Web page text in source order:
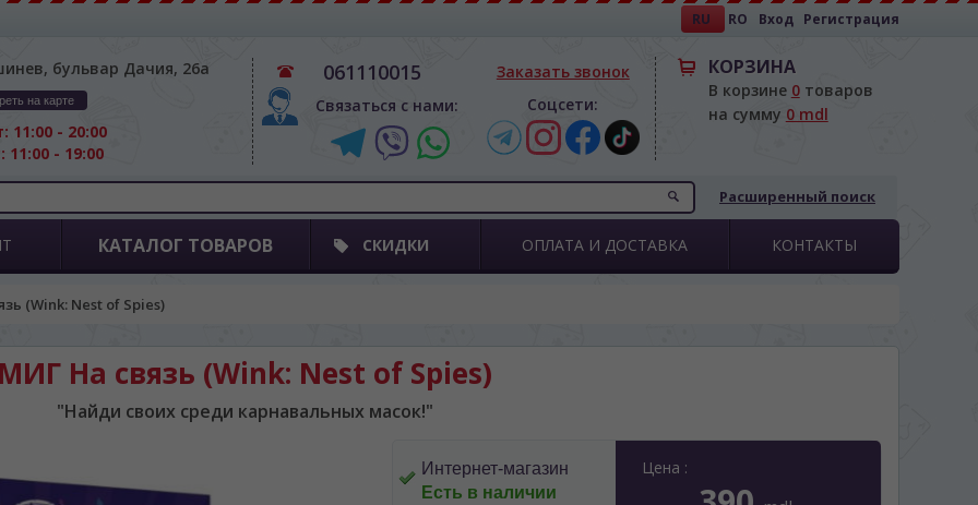
RU RO Вход Регистрация
бульвар Дачия, 26а
на карте
11:00 - 20:00
11:00 - 19:00
061110015
Связаться с нами:
Заказать звонок
Соцсети:
КОРЗИНА
В корзине 0товаров
на сумму 0 mdl
Расширенный поиск
КАТАЛОГ ТОВАРОВ СКИДКИ ОПЛАТА И ДОСТАВКА КОНТАКТЫ
(Wink: Nest of Spies)
МИГ На связь (Wink: Nest of Spies)
"Найди своих среди карнавальных масок!"
Цена :
Интернет-магазин
Есть в наличии